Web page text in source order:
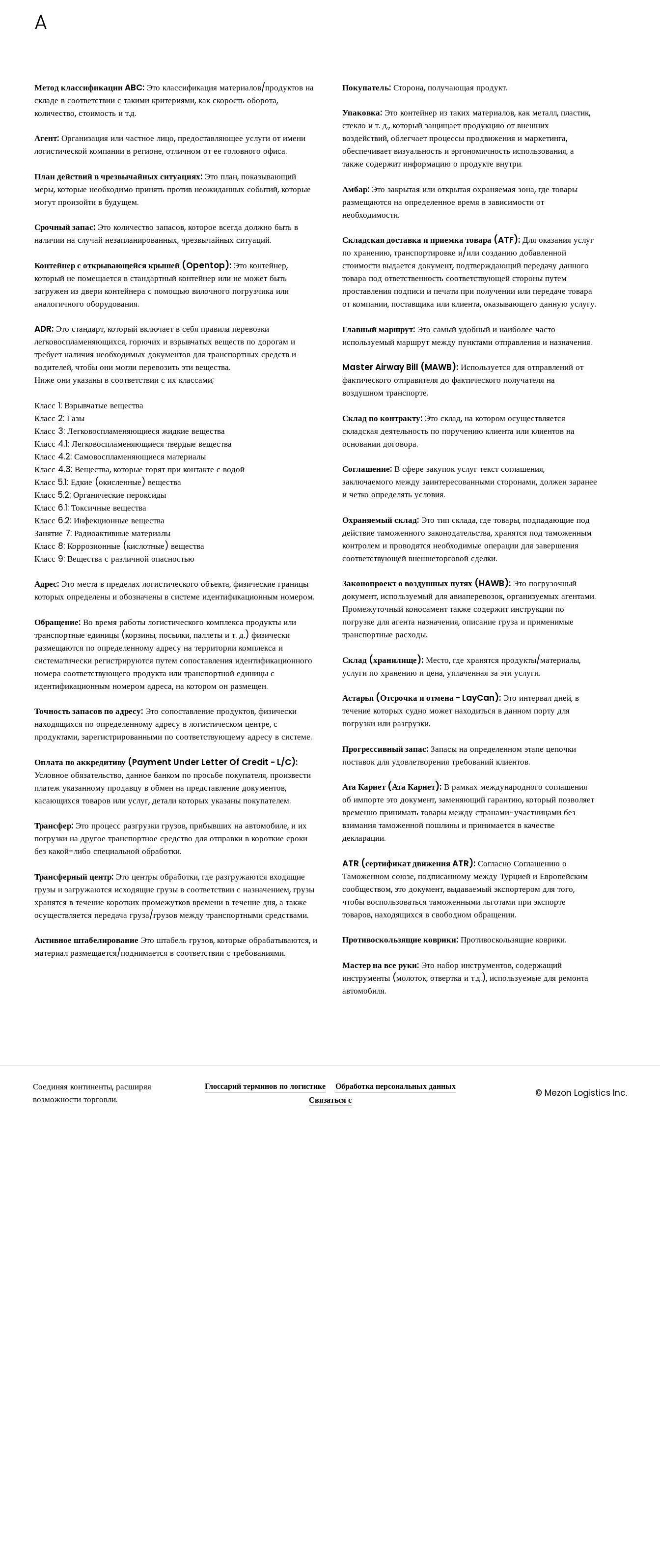
A
Метод классификации ABC: Это классификация материалов/продуктов на
складе в соответствии с такими критериями, как скорость оборота,
количество, стоимость и т.д.
Агент: Организация или частное лицо, предоставляющее услуги от имени
логистической компании в регионе, отличном от ее головного офиса.
План действий в чрезвычайных ситуациях: Это план, показывающий
меры, которые необходимо принять против неожиданных событий, которые
могут произойти в будущем.
Срочный запас: Это количество запасов, которое всегда должно быть в
наличии на случай незапланированных, чрезвычайных ситуаций.
Контейнер с открывающейся крышей (Opentop): Это контейнер,
который не помещается в стандартный контейнер или не может быть
загружен из двери контейнера с помощью вилочного погрузчика или
аналогичного оборудования.
ADR: Это стандарт, который включает в себя правила перевозки
легковоспламеняющихся, горючих и взрывчатых веществ по дорогам и
требует наличия необходимых документов для транспортных средств и
водителей, чтобы они могли перевозить эти вещества.
Ниже они указаны в соответствии с их классами;
Класс 1: Взрывчатые вещества
Класс 2: Газы
Класс 3: Легковоспламеняющиеся жидкие вещества
Класс 4.1: Легковоспламеняющиеся твердые вещества
Класс 4.2: Самовоспламеняющиеся материалы
Класс 4.3: Вещества, которые горят при контакте с водой
Класс 5.1: Едкие (окисленные) вещества
Класс 5.2: Органические пероксиды
Класс 6.1: Токсичные вещества
Класс 6.2: Инфекционные вещества
Занятие 7: Радиоактивные материалы
Класс 8: Коррозионные (кислотные) вещества
Класс 9: Вещества с различной опасностью
Адрес: Это места в пределах логистического объекта, физические границы
которых определены и обозначены в системе идентификационным номером.
Обращение: Во время работы логистического комплекса продукты или
транспортные единицы (корзины, посылки, паллеты и т. д.) физически
размещаются по определенному адресу на территории комплекса и
систематически регистрируются путем сопоставления идентификационного
номера соответствующего продукта или транспортной единицы с
идентификационным номером адреса, на котором он размещен.
Точность запасов по адресу: Это сопоставление продуктов, физически
находящихся по определенному адресу в логистическом центре, с
продуктами, зарегистрированными по соответствующему адресу в системе.
Оплата по аккредитиву (Payment Under Letter Of Credit - L/C):
Условное обязательство, данное банком по просьбе покупателя, произвести
платеж указанному продавцу в обмен на представление документов,
касающихся товаров или услуг, детали которых указаны покупателем.
Трансфер: Это процесс разгрузки грузов, прибывших на автомобиле, и их
погрузки на другое транспортное средство для отправки в короткие сроки
без какой-либо специальной обработки.
Трансферный центр: Это центры обработки, где разгружаются входящие
грузы и загружаются исходящие грузы в соответствии с назначением, грузы
хранятся в течение коротких промежутков времени в течение дня, а также
осуществляется передача груза/грузов между транспортными средствами.
Активное штабелирование Это штабель грузов, которые обрабатываются, и
материал размещается/поднимается в соответствии с требованиями.
Покупатель: Сторона, получающая продукт.
Упаковка: Это контейнер из таких материалов, как металл, пластик,
стекло и т. д., который защищает продукцию от внешних
воздействий, облегчает процессы продвижения и маркетинга,
обеспечивает визуальность и эргономичность использования, а
также содержит информацию о продукте внутри.
Амбар: Это закрытая или открытая охраняемая зона, где товары
размещаются на определенное время в зависимости от
необходимости.
Складская доставка и приемка товара (ATF): Для оказания услуг
по хранению, транспортировке и/или созданию добавленной
стоимости выдается документ, подтверждающий передачу данного
товара под ответственность соответствующей стороны путем
проставления подписи и печати при получении или передаче товара
от компании, поставщика или клиента, оказывающего данную услугу.
Главный маршрут: Это самый удобный и наиболее часто
используемый маршрут между пунктами отправления и назначения.
Master Airway Bill (MAWB): Используется для отправлений от
фактического отправителя до фактического получателя на
воздушном транспорте.
Склад по контракту: Это склад, на котором осуществляется
складская деятельность по поручению клиента или клиентов на
основании договора.
Соглашение: В сфере закупок услуг текст соглашения,
заключаемого между заинтересованными сторонами, должен заранее
и четко определять условия.
Охраняемый склад: Это тип склада, где товары, подпадающие под
действие таможенного законодательства, хранятся под таможенным
контролем и проводятся необходимые операции для завершения
соответствующей внешнеторговой сделки.
Законопроект о воздушных путях (HAWB): Это погрузочный
документ, используемый для авиаперевозок, организуемых агентами.
Промежуточный коносамент также содержит инструкции по
погрузке для агента назначения, описание груза и применимые
транспортные расходы.
Склад (хранилище): Место, где хранятся продукты/материалы,
услуги по хранению и цена, уплаченная за эти услуги.
Астарья (Отсрочка и отмена - LayCan): Это интервал дней, в
течение которых судно может находиться в данном порту для
погрузки или разгрузки.
Прогрессивный запас: Запасы на определенном этапе цепочки
поставок для удовлетворения требований клиентов.
Ата Карнет (Ата Карнет): В рамках международного соглашения
об импорте это документ, заменяющий гарантию, который позволяет
временно принимать товары между странами-участницами без
взимания таможенной пошлины и принимается в качестве
декларации.
ATR (сертификат движения ATR): Согласно Соглашению о
Таможенном союзе, подписанному между Турцией и Европейским
сообществом, это документ, выдаваемый экспортером для того,
чтобы воспользоваться таможенными льготами при экспорте
товаров, находящихся в свободном обращении.
Противоскользящие коврики: Противоскользящие коврики.
Мастер на все руки: Это набор инструментов, содержащий
инструменты (молоток, отвертка и т.д.), используемые для ремонта
автомобиля.
Соединяя континенты, расширяя
возможности торговли.
Глоссарий терминов по логистике
Обработка персональных данных
Связаться с
© Mezon Logistics Inc.